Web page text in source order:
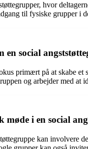
hvor
til fysiske grupper i
en social
primært på at skabe
og arbejder med
i en social
kan involvere